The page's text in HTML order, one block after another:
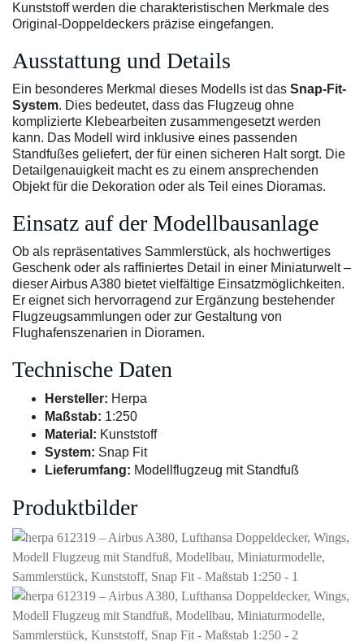
Kunststoff werden die charakteristischen Merkmale des
Original-Doppeldeckers präzise eingefangen.
Ausstattung und Details
Ein besonderes Merkmal dieses Modells ist das Snap-Fit-
System. Dies bedeutet, dass das Flugzeug ohne
komplizierte Klebearbeiten zusammengesetzt werden
kann. Das Modell wird inklusive eines passenden
Standfußes geliefert, der für einen sicheren Halt sorgt. Die
Detailgenauigkeit macht es zu einem ansprechenden
Objekt für die Dekoration oder als Teil eines Dioramas.
Einsatz auf der Modellbausanlage
Ob als repräsentatives Sammlerstück, als hochwertiges
Geschenk oder als raffiniertes Detail in einer Miniaturwelt –
dieser Airbus A380 bietet vielfältige Einsatzmöglichkeiten.
Er eignet sich hervorragend zur Ergänzung bestehender
Flugzeugsammlungen oder zur Gestaltung von
Flughafenszenarien in Dioramen.
Technische Daten
Hersteller: Herpa
Maßstab: 1:250
Material: Kunststoff
System: Snap Fit
Lieferumfang: Modellflugzeug mit Standfuß
Produktbilder